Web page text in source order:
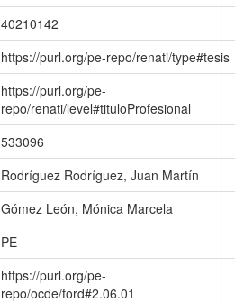
40210142
https://purl.org/pe-repo/renati/type#tesis
https://purl.org/pe-
repo/renati/level#tituloProfesional
533096
Rodríguez Rodríguez, Juan Martín
Gómez León, Mónica Marcela
PE
https://purl.org/pe-
repo/ocde/ford#2.06.01